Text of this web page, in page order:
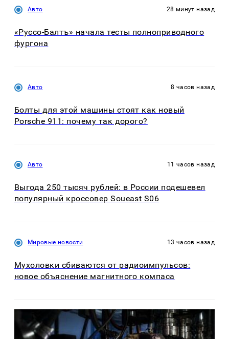
Авто 28 минут назад
«Руссо-Балтъ» начала тесты полноприводного
фургона
Авто 8 часов назад
Болты для этой машины стоят как новый
Porsche 911: почему так дорого?
Авто 11 часов назад
Выгода 250 тысяч рублей: в России подешевел
популярный кроссовер Soueast S06
Мировые новости 13 часов назад
Мухоловки сбиваются от радиоимпульсов:
новое объяснение магнитного компаса